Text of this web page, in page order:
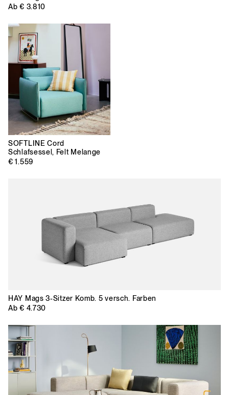
Ab€ 3.810
SOFTLINE Cord
Schlafsessel, Felt Melange
€ 1.559
HAY Mags 3-Sitzer Komb. 5 versch. Farben
Ab€ 4.730